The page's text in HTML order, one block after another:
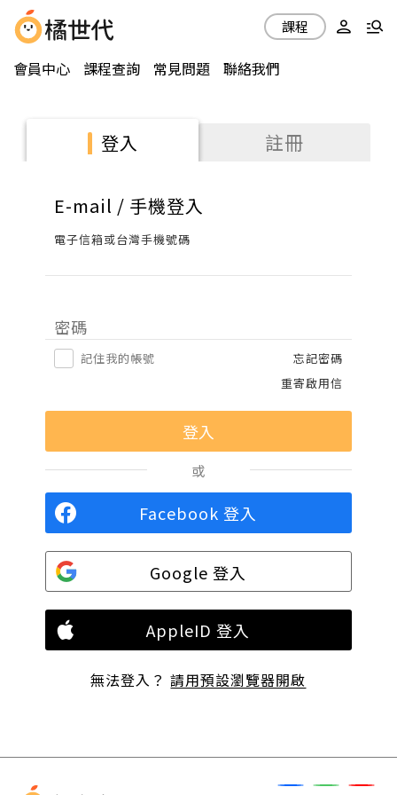
會員中心 課程查詢 常見問題 聯絡我們
課程
登入 註冊
E-mail / 手機登入
電子信箱或台灣手機號碼
密碼
記住我的帳號
忘記密碼
重寄啟用信
或
Facebook 登入
Google 登入
AppleID 登入
無法登入？請用預設瀏覽器開啟